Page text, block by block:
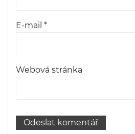
E-mail *
Webová stránka